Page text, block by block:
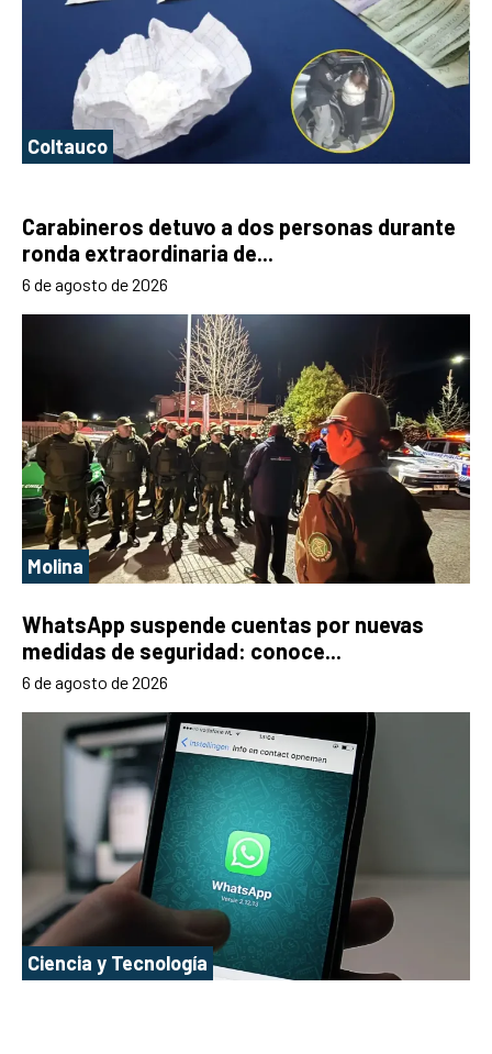
Coltauco
Carabineros detuvo a dos personas durante
ronda extraordinaria de...
6 de agosto de 2026
Molina
WhatsApp suspende cuentas por nuevas
medidas de seguridad: conoce...
6 de agosto de 2026
Ciencia y Tecnología